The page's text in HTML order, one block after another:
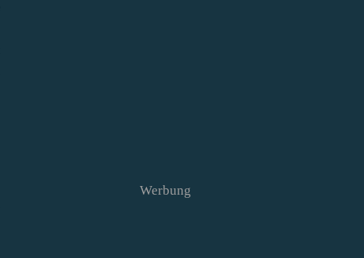
Werbung